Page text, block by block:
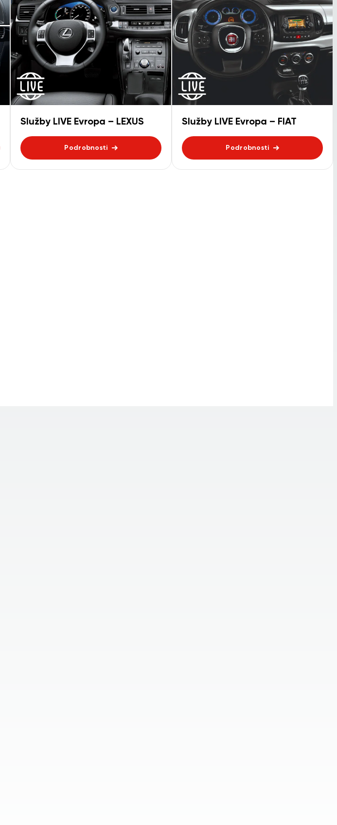
Služby LIVE Evropa – LEXUS
Podrobnosti
Služby LIVE Evropa – FIAT
Podrobnosti